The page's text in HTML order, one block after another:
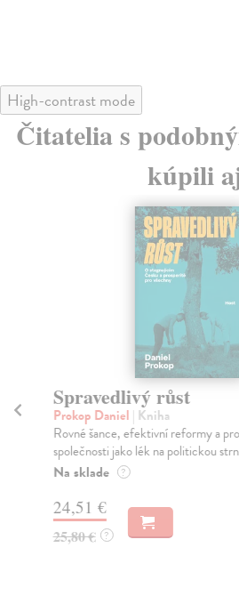
High-contrast mode
Čitatelia s
kúpili
Spravedlivý růst
Prokop Daniel | Kniha
Rovné šance, efektivní reformy a
společnosti jako lék na politickou
Na sklade ?
24,51 €
25,80 € ?